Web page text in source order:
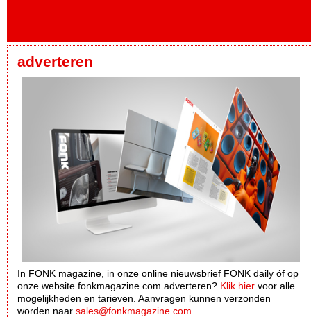
adverteren
In FONK magazine, in onze online nieuwsbrief FONK daily óf op
onze website fonkmagazine.com adverteren? Klik hier voor alle
mogelijkheden en tarieven. Aanvragen kunnen verzonden
worden naar sales@fonkmagazine.com